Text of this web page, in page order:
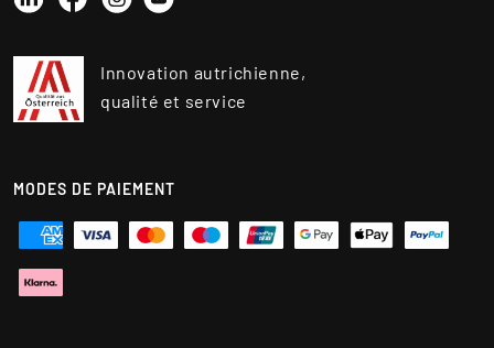
LinkedinFacebookInstagram
YouTube
Innovation autrichienne,
qualité et service
MODES DE PAIEMENT